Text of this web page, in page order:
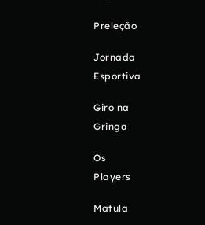
Preleção
Jornada
Esportiva
Giro na
Gringa
Os
Players
Matula